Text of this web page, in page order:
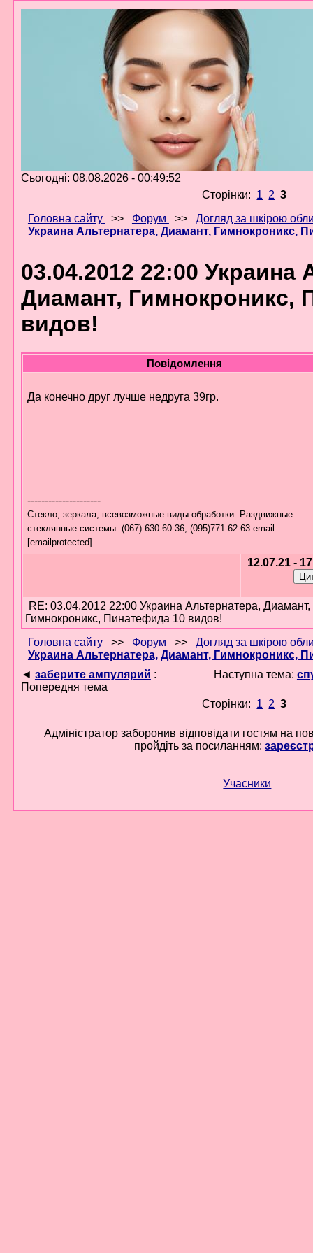
Сьогодні: 08.08.2026 - 00:49:52
Сторінки: 1 2 3
Головна сайту
>> Форум >> Догляд за шкірою
Украина Альтернатера, Диамант, Гимнокроникс,
03.04.2012 22:00 Украина
Диамант, Гимнокроникс,
видов!
Повідомлення
Да конечно друг лучше недруга 39гр.
---------------------
Стекло, зеркала, всевозможные виды обработки. Раздвижные
стеклянные системы. (067) 630-60-36, (095)771-62-63 email:
[emailprotected]
12.07.21 -
RE: 03.04.2012 22:00 Украина Альтернатера, Диамант,
Гимнокроникс, Пинатефида 10 видов!
Головна сайту
>> Форум >> Догляд за шкірою
Украина Альтернатера, Диамант, Гимнокроникс,
◄ заберите ампулярий :
Попередня тема
Наступна тема:
Сторінки: 1 2 3
Адміністратор заборонив відповідати гостям на
пройдіть за посиланням:
Учасники